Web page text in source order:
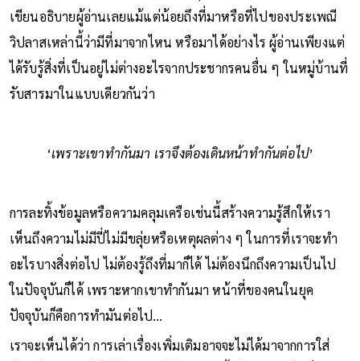
เขียนอธิบายผู้อ่านเลยแม้แต่น้อยถึงที่มาหรือที่ไปของประเพณี
วิปลาสเหล่านี้ว่ามีที่มาจากไหน หรือมาได้อย่างไร ผู้อ่านเพียงแต่
ได้รับรู้สิ่งที่เป็นอยู่ไม่ต่างอะไรจากประชากรคนอื่น ๆ ในหมู่บ้านที่
รับสารมาในแบบเดียวกันว่า
‘เพราะเขาทำกันมา เราจึงต้องเดินหน้าทำกันต่อไป’
การละทิ้งข้อมูลหรือความคลุมเครือเช่นนี้สร้างความรู้สึกให้เรา
เห็นถึงความไม่มีปี่ไม่มีขลุ่ยหรือเหตุผลต่าง ๆ ในการที่เราจะทำ
อะไรบางสิ่งต่อไป ไม่ต้องรู้ถึงที่มาก็ได้ ไม่ต้องนึกถึงความเป็นไป
ในปัจจุบันก็ได้ เพราะหากเขาทำกันมา หน้าที่ของคนในยุค
ปัจจุบันก็คือการทำมันต่อไป…
เราจะเห็นได้ว่า การเล่าเรื่องเพิ่มเติมอาจจะไม่ได้มาจากการใส่